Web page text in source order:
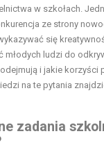
w szkołach.
ze strony
się
młodych ludzi do
i jakie korzyści
na te pytania
zadania